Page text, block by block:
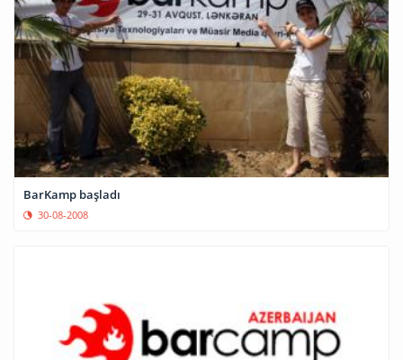
BarKamp başladı
30-08-2008